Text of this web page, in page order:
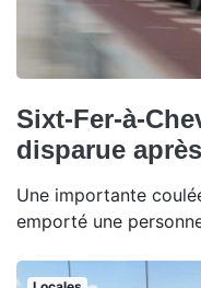
Sixt-Fer-à-
disparue
Une importante
emporté une